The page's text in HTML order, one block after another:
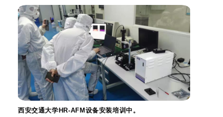
西安交通大学HR-AFM设备安装培训中。